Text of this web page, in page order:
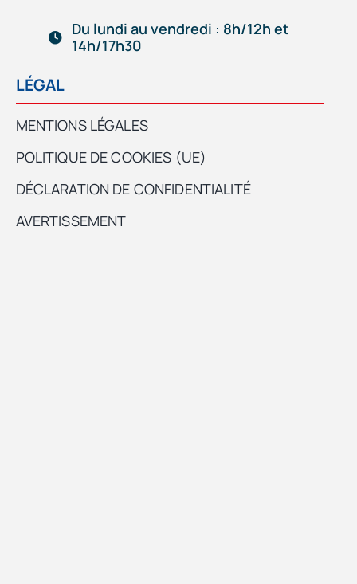
Du lundi au vendredi : 8h/12h et
14h/17h30
LÉGAL
MENTIONS LÉGALES
POLITIQUE DE COOKIES (UE)
DÉCLARATION DE CONFIDENTIALITÉ
AVERTISSEMENT